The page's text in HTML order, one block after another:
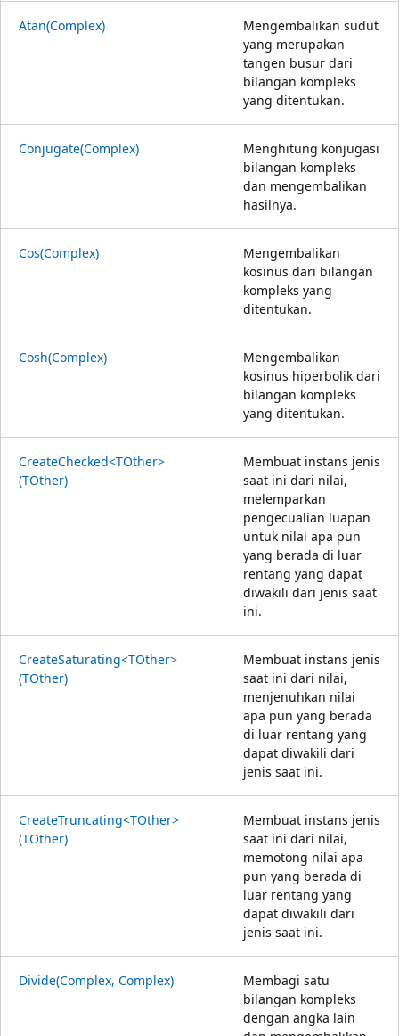
Atan(Complex)
Mengembalikan sudut
yang merupakan
tangen busur dari
bilangan kompleks
yang ditentukan.
Conjugate(Complex)
Menghitung konjugasi
bilangan kompleks
dan mengembalikan
hasilnya.
Cos(Complex)
Mengembalikan
kosinus dari bilangan
kompleks yang
ditentukan.
Cosh(Complex)
Mengembalikan
kosinus hiperbolik dari
bilangan kompleks
yang ditentukan.
CreateChecked<TOther>
(TOther)
Membuat instans jenis
saat ini dari nilai,
melemparkan
pengecualian luapan
untuk nilai apa pun
yang berada di luar
rentang yang dapat
diwakili dari jenis saat
ini.
CreateSaturating<TOther>
(TOther)
Membuat instans jenis
saat ini dari nilai,
menjenuhkan nilai
apa pun yang berada
di luar rentang yang
dapat diwakili dari
jenis saat ini.
CreateTruncating<TOther>
(TOther)
Membuat instans jenis
saat ini dari nilai,
memotong nilai apa
pun yang berada di
luar rentang yang
dapat diwakili dari
jenis saat ini.
Divide(Complex, Complex)
Membagi satu
bilangan kompleks
dengan angka lain